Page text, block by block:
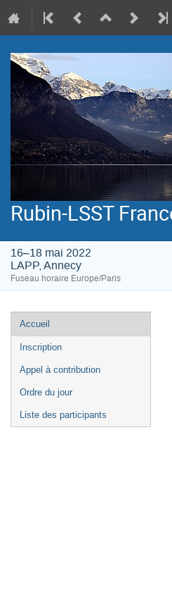
Rubin-LSST
16–18 mai 2022
LAPP, Annecy
Fuseau horaire Europe/Paris
Menu
de
l'événement
Accueil
Inscription
Appel à contribution
Ordre du jour
Liste des participants